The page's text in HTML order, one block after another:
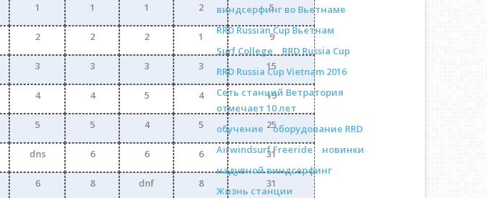
1 1 1 2 5
2 2 2 1 9
3 3 3 3 15
4 4 5 4 19
5 5 4 5 25
dns 6 6 6 31
6 8 dnf 8 31
виндсерфинг во Вьетнаме
RRD Russian Cup Вьетнам
Surf College
RRD Russia Cup
RRD Russia Cup Vietnam 2016
Сеть станций Ветратория
отмечает 10 лет
обучение
оборудование RRD
Airwindsurf Freeride
новинки
надувной виндсерфинг
Жизнь станции